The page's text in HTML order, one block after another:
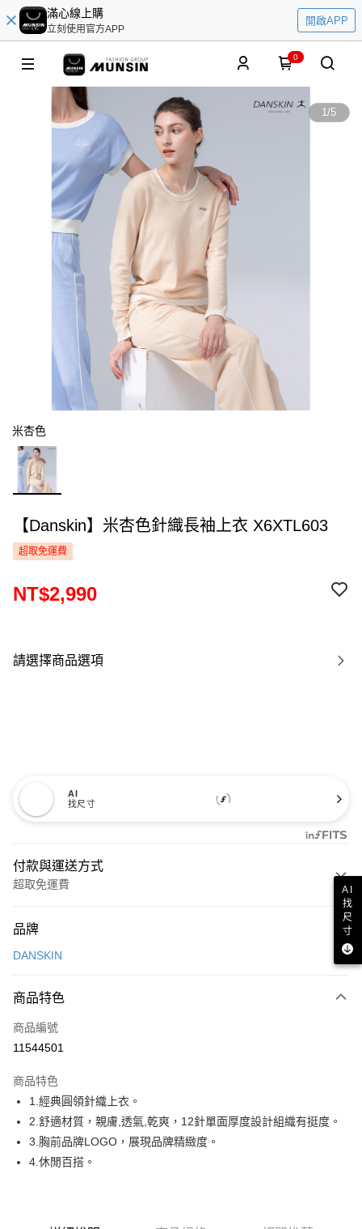
滿心線上購
立刻使用官方APP
開啟APP
0
1/5
米杏色
【Danskin】米杏色針織長袖上衣 X6XTL603
超取免運費
NT$2,990
請選擇商品選項
AI
找尺寸
付款與運送方式
超取免運費
信用卡一次付款
LINE Pay
Apple Pay
悠遊付
AFTEE先享後付
相關說明
【關於「AFTEE先享後付」】
AFTEE先享後付是「在收到商品之後才付款」的支付方式。 讓您購物簡單
ATM付款
品牌
DANSKIN
商品特色
商品編號
11544501
商品特色
1.經典圓領針織上衣。
2.舒適材質，親膚,透氣,乾爽，12針單面厚度設計組織有挺度。
3.胸前品牌LOGO，展現品牌精緻度。
4.休閒百搭。
AI
找
尺
寸